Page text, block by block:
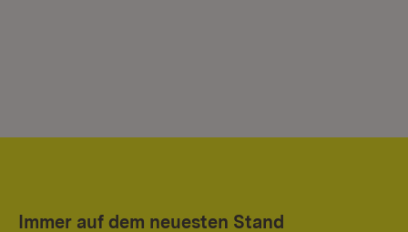
Immer auf dem neuesten Stand